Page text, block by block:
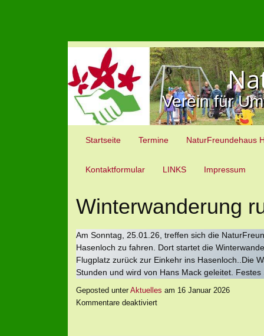
Verein für
Startseite Termine NaturFreundehaus
Kontaktformular LINKS Impressum
Winterwanderung
Am Sonntag, 25.01.26, treffen sich die
Hasenloch zu fahren. Dort startet die
Flugplatz zurück zur Einkehr ins Hasenloch..Die
Stunden und wird von Hans Mack geleitet.
Geposted unterAktuelles am 16 Januar 2026
Kommentare deaktiviert